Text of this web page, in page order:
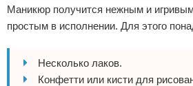
Маникюр получится нежным и
простым в исполнении. Для этого
Несколько лаков.
Конфетти или кисти для